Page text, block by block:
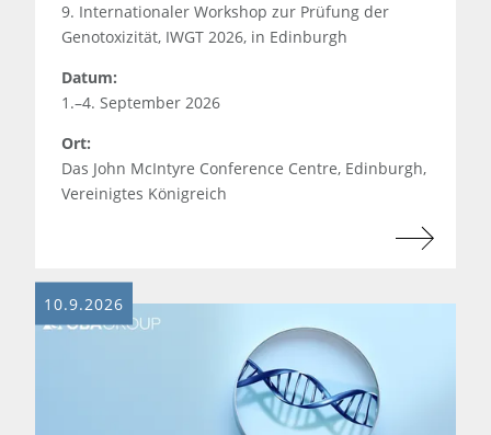
9. Internationaler Workshop zur Prüfung der
Genotoxizität, IWGT 2026, in Edinburgh
Datum:
1.–4. September 2026
Ort:
Das John McIntyre Conference Centre, Edinburgh,
Vereinigtes Königreich
10.9.2026